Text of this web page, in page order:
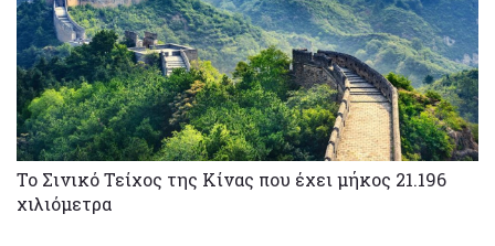
Το Σινικό Τείχος της Κίνας που έχει μήκος 21.196
χιλιόμετρα